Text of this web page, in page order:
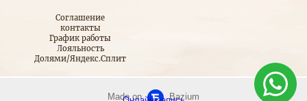
Соглашение
контакты
График работы
Лояльность
Долями/Яндекс.Сплит
Made on Bazium